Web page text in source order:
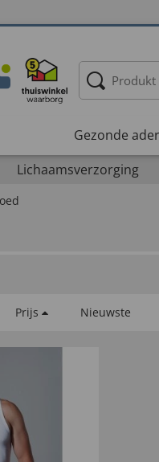
Gezonde
Lichaamsverzorging
Prijs Nieuwste